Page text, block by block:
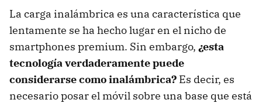
La carga inalámbrica es una característica que
lentamente se ha hecho lugar en el nicho de
smartphones premium. Sin embargo, ¿esta
tecnología verdaderamente puede
considerarse como inalámbrica? Es decir, es
necesario posar el móvil sobre una base que está